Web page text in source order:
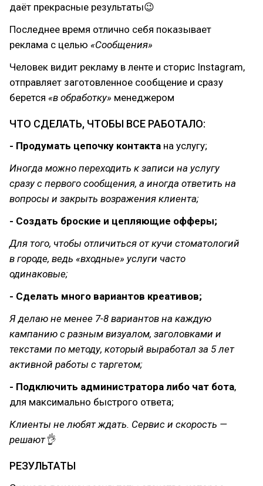
даёт прекрасные результаты😉
Последнее время отлично себя показывает
реклама с целью «Сообщения»
Человек видит рекламу в ленте и сторис Instagram,
отправляет заготовленное сообщение и сразу
берется «в обработку» менеджером
ЧТО СДЕЛАТЬ, ЧТОБЫ ВСЕ РАБОТАЛО:
- Продумать цепочку контакта на услугу;
Иногда можно переходить к записи на услугу
сразу с первого сообщения, а иногда ответить на
вопросы и закрыть возражения клиента;
- Создать броские и цепляющие офферы;
Для того, чтобы отличиться от кучи стоматологий
в городе, ведь «входные» услуги часто
одинаковые;
- Сделать много вариантов креативов;
Я делаю не менее 7-8 вариантов на каждую
кампанию с разным визуалом, заголовками и
текстами по методу, который выработал за 5 лет
активной работы с таргетом;
- Подключить администратора либо чат бота,
для максимально быстрого ответа;
Клиенты не любят ждать. Сервис и скорость —
решают👌
РЕЗУЛЬТАТЫ